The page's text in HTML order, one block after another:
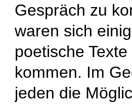
Gespräch zu
waren sich
poetische
kommen. Im
jeden die